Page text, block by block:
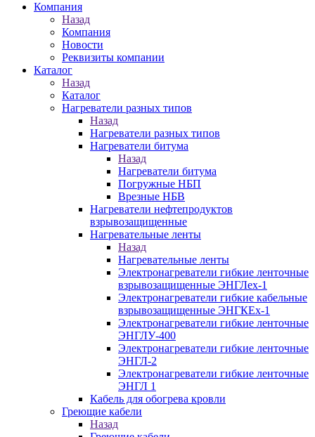
Компания
Назад
Компания
Новости
Реквизиты компании
Каталог
Назад
Каталог
Нагреватели разных типов
Назад
Нагреватели разных типов
Нагреватели битума
Назад
Нагреватели битума
Погружные НБП
Врезные НБВ
Нагреватели нефтепродуктов
взрывозащищенные
Нагревательные ленты
Назад
Нагревательные ленты
Электронагреватели гибкие ленточные
взрывозащищенные ЭНГЛех-1
Электронагреватели гибкие кабельные
взрывозащищенные ЭНГКЕх-1
Электронагреватели гибкие ленточные
ЭНГЛУ-400
Электронагреватели гибкие ленточные
ЭНГЛ-2
Электронагреватели гибкие ленточные
ЭНГЛ 1
Кабель для обогрева кровли
Греющие кабели
Назад